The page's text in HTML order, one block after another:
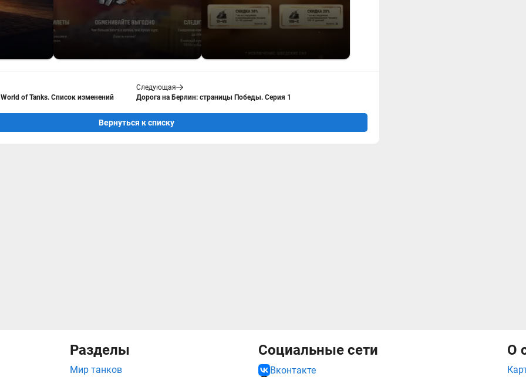
of Tanks. Список изменений
Следующая
Дорога на Берлин: страницы Победы. Серия 1
Вернуться к списку
Разделы
Мир танков
Социальные сети
Вконтакте
О